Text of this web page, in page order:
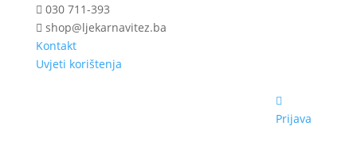
030 711-393
shop@ljekarnavitez.ba
Kontakt
Uvjeti korištenja
Prijava